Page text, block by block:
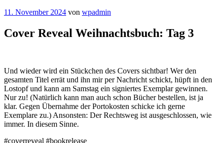
Veröffentlicht
11. November 2024 von wpadmin
Cover Reveal Weihnachtsbuch: Tag 3
Und wieder wird ein Stückchen des Covers sichtbar! Wer den
gesamten Titel errät und ihn mir per Nachricht schickt, hüpft in den
Lostopf und kann am Samstag ein signiertes Exemplar gewinnen.
Nur zu! (Natürlich kann man auch schon Bücher bestellen, ist ja
klar. Gegen Übernahme der Portokosten schicke ich gerne
Exemplare zu.) Ansonsten: Der Rechtsweg ist ausgeschlossen, wie
immer. In diesem Sinne.
#coverreveal #bookrelease